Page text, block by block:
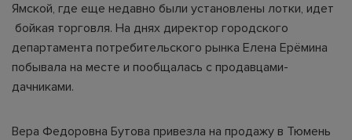
Ямской, где еще недавно были установлены лотки, идет
бойкая торговля. На днях директор городского
департамента потребительского рынка Елена Ерёмина
побывала на месте и пообщалась с продавцами-
дачниками.
Вера Федоровна Бутова привезла на продажу в Тюмень